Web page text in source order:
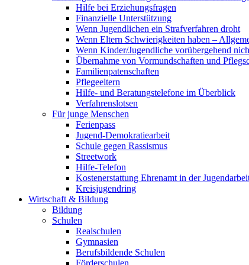
Hilfe bei Erziehungsfragen
Finanzielle Unterstützung
Wenn Jugendlichen ein Strafverfahren droht
Wenn Eltern Schwierigkeiten haben –
Wenn Kinder/Jugendliche vorübergehend
Übernahme von Vormundschaften und
Familienpatenschaften
Pflegeeltern
Hilfe- und Beratungstelefone im Überblick
Verfahrenslotsen
Für junge Menschen
Ferienpass
Jugend-Demokratiearbeit
Schule gegen Rassismus
Streetwork
Hilfe-Telefon
Kostenerstattung Ehrenamt in der
Kreisjugendring
Wirtschaft & Bildung
Bildung
Schulen
Realschulen
Gymnasien
Berufsbildende Schulen
Förderschulen